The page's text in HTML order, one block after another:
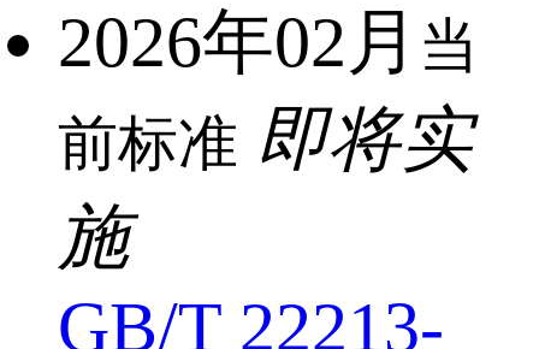
2026年02月 当
前标准 即将实
施
GB/T 22213-